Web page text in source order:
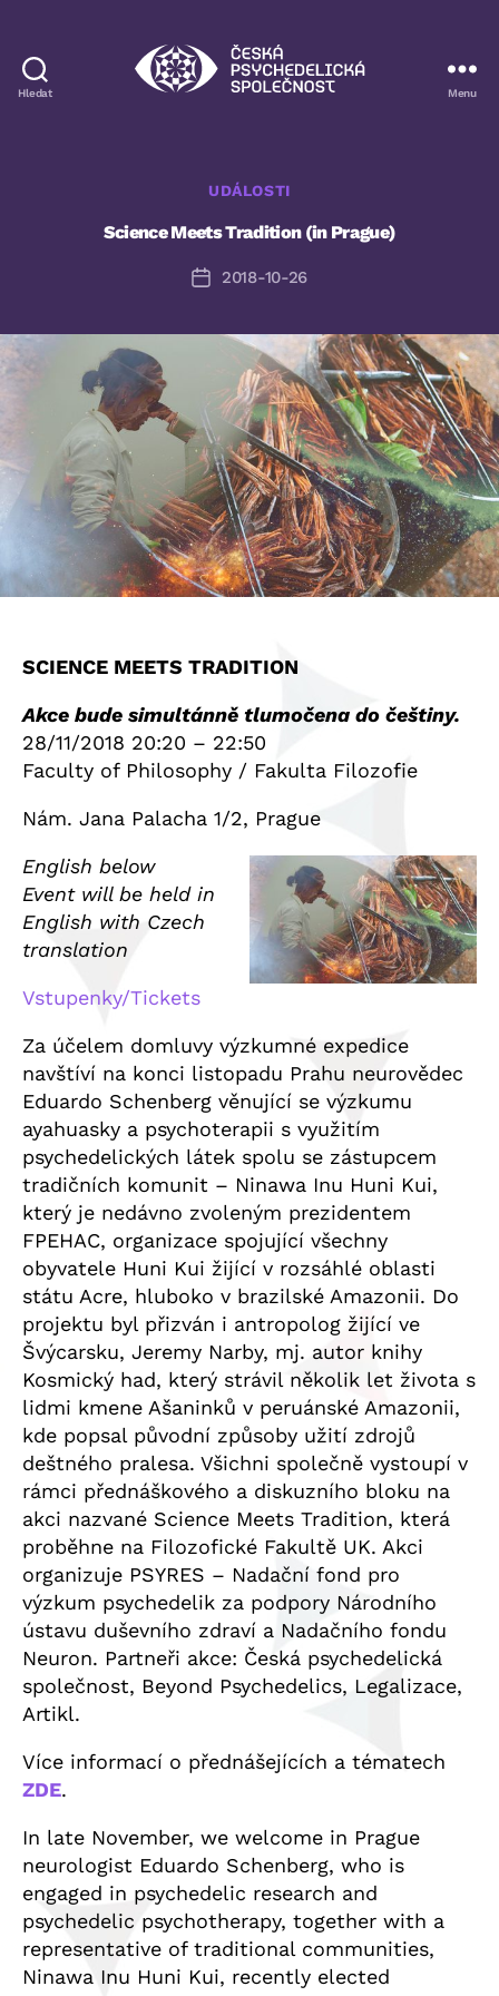
Hledat Menu
Rubriky
UDÁLOSTI
Science Meets Tradition (in Prague)
Datum
2018-10-26
SCIENCE MEETS TRADITION
Akce bude simultánně tlumočena do češtiny.
28/11/2018 20:20 – 22:50
Faculty of Philosophy / Fakulta Filozofie
Nám. Jana Palacha 1/2, Prague
English below
Event will be held in
English with Czech
translation
Vstupenky/Tickets
Za účelem domluvy výzkumné expedice
navštíví na konci listopadu Prahu neurovědec
Eduardo Schenberg věnující se výzkumu
ayahuasky a psychoterapii s využitím
psychedelických látek spolu se zástupcem
tradičních komunit – Ninawa Inu Huni Kui,
který je nedávno zvoleným prezidentem
FPEHAC, organizace spojující všechny
obyvatele Huni Kui žijící v rozsáhlé oblasti
státu Acre, hluboko v brazilské Amazonii. Do
projektu byl přizván i antropolog žijící ve
Švýcarsku, Jeremy Narby, mj. autor knihy
Kosmický had, který strávil několik let života s
lidmi kmene Ašaninků v peruánské Amazonii,
kde popsal původní způsoby užití zdrojů
deštného pralesa. Všichni společně vystoupí v
rámci přednáškového a diskuzního bloku na
akci nazvané Science Meets Tradition, která
proběhne na Filozofické Fakultě UK. Akci
organizuje PSYRES – Nadační fond pro
výzkum psychedelik za podpory Národního
ústavu duševního zdraví a Nadačního fondu
Neuron. Partneři akce: Česká psychedelická
společnost, Beyond Psychedelics, Legalizace,
Artikl.
Více informací o přednášejících a tématech
ZDE.
In late November, we welcome in Prague
neurologist Eduardo Schenberg, who is
engaged in psychedelic research and
psychedelic psychotherapy, together with a
representative of traditional communities,
Ninawa Inu Huni Kui, recently elected